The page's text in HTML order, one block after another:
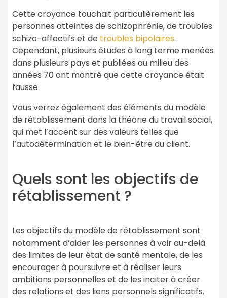
Cette croyance touchait particulièrement les
personnes atteintes de schizophrénie, de troubles
schizo-affectifs et de troubles bipolaires.
Cependant, plusieurs études à long terme menées
dans plusieurs pays et publiées au milieu des
années 70 ont montré que cette croyance était
fausse.
Vous verrez également des éléments du modèle
de rétablissement dans la théorie du travail social,
qui met l’accent sur des valeurs telles que
l’autodétermination et le bien-être du client.
Quels sont les objectifs de
rétablissement ?
Les objectifs du modèle de rétablissement sont
notamment d’aider les personnes à voir au-delà
des limites de leur état de santé mentale, de les
encourager à poursuivre et à réaliser leurs
ambitions personnelles et de les inciter à créer
des relations et des liens personnels significatifs.